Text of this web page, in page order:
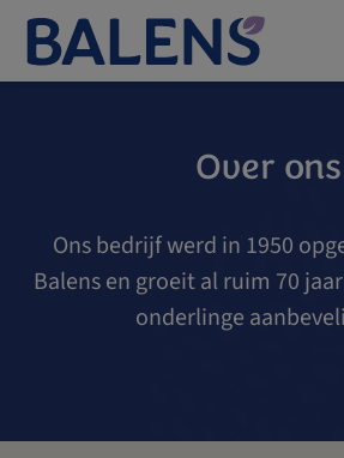
Vertel ons meer over uw bedrijf zodat
Individuele therapeut, coach of masseur
Aansprakelijkheidsverzekering voor
Organisatie of individu met medewerkers
Over ons
Ons bedrijf werd in 1950
Balens en groeit al ruim 70
onderlinge